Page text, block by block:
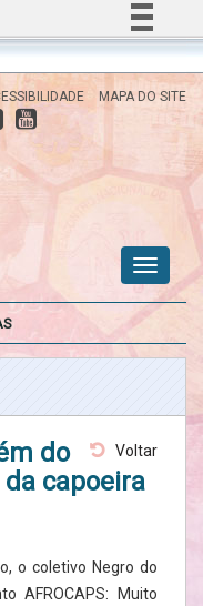
Simplifique!
Comunica BR
Participe
Acesso à informação
Legislação
MAPA DO SITE
Toggle
menu
celular
menu
celular
menu
celular
Voltar
do
capoeira
o coletivo Negro do
AFROCAPS: Muito